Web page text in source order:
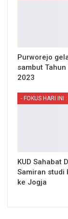
Purworejo
sambut Tahun
2023
- FOKUS HARI INI :
KUD Sahabat
Samiran studi
ke Jogja